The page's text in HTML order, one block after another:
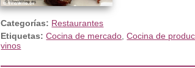
Categorías: Restaurantes
Etiquetas: Cocina de mercado ,Cocina de
vinos